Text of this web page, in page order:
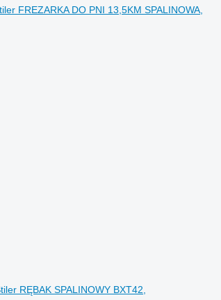
FREZARKA DO PNI 13,5KM SPALINOWA,
RĘBAK SPALINOWY BXT42,